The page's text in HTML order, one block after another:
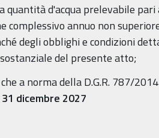
quantità d'acqua prelevabile
complessivo annuo non
degli obblighi e condizioni
del presente atto;
a norma della D.G.R. 787/
31 dicembre 2027